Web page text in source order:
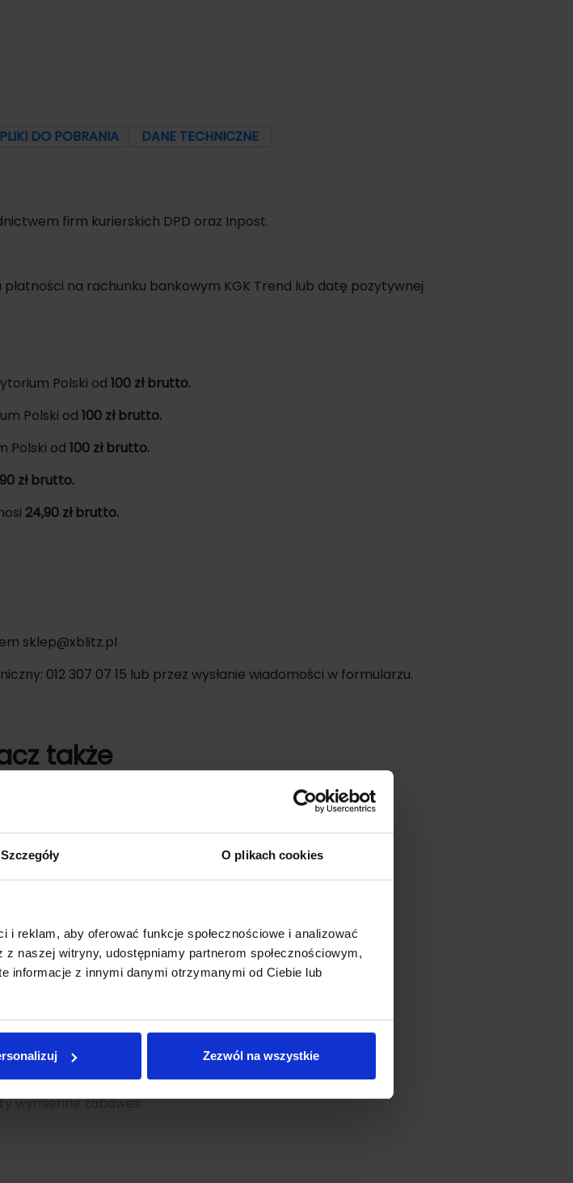
Szczegóły O plikach cookies
reklam, aby oferować funkcje społecznościowe i analizować
naszej witryny, udostępniamy partnerom społecznościowym,
informacje z innymi danymi otrzymanymi od Ciebie lub
Zezwól na wszystkie
PLIKI DO POBRANIA DANE TECHNICZNE
firm kurierskich DPD oraz Inpost.
na rachunku bankowym KGK Trend lub datę pozytywnej
Polski od 100 zł brutto.
Polski od 100 zł brutto.
Polski od 100 zł brutto.
zł brutto.
24,90 zł brutto.
sklep@xblitz.pl
012 307 07 15 lub przez wysłanie wiadomości w formularzu.
także
SAMOCHODU RC XBLITZ VROOM-X
wymienne zabawek